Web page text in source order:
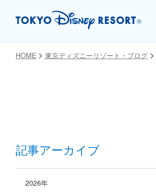
HOME 東京ディズニーリゾート・ブログ
記事アーカイブ
2026年